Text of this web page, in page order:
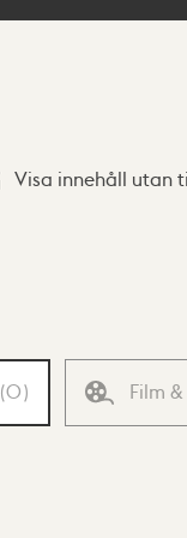
Visa innehåll utan
(0) Film